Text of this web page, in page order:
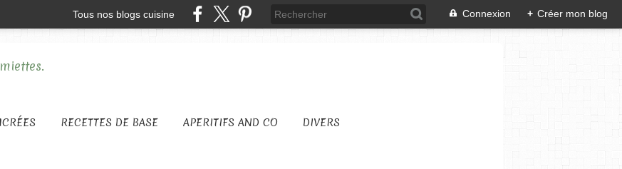
Tous nos blogs cuisine Connexion + Créer mon blog
RECETTES DE BASE APERITIFS AND CO DIVERS